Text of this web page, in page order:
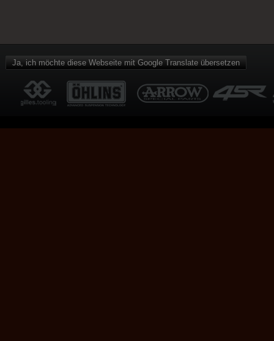
Ja, ich möchte diese Webseite mit Google Translate übersetzen